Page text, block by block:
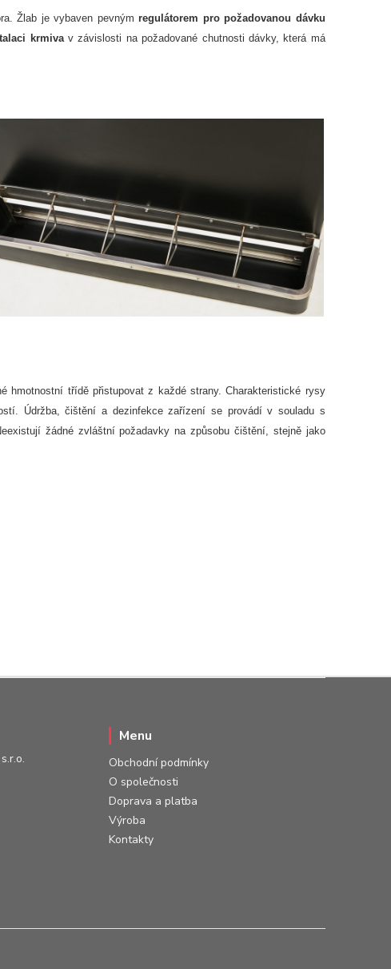
Žlab je vybaven pevnýmregulátorem pro požadovanou dávku
krmivav závislosti na požadované chutnosti dávky, která má
hmotnostní třídě přistupovat z každé strany. Charakteristické rysy
Údržba, čištění a dezinfekce zařízení se provádí v souladu s
žádné zvláštní požadavky na způsobu čištění, stejně jako
Menu
Obchodní podmínky
O společnosti
Doprava a platba
Výroba
Kontakty